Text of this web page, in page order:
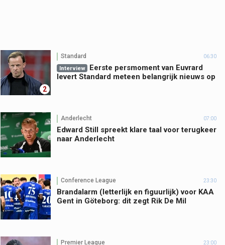
2
Standard 06:30
Interview
Eerste persmoment van Euvrard
levert Standard meteen belangrijk nieuws op
Anderlecht 07:00
Edward Still spreekt klare taal voor terugkeer
naar Anderlecht
Conference League 23:30
Brandalarm (letterlijk en figuurlijk) voor KAA
Gent in Göteborg: dit zegt Rik De Mil
Premier League 23:00